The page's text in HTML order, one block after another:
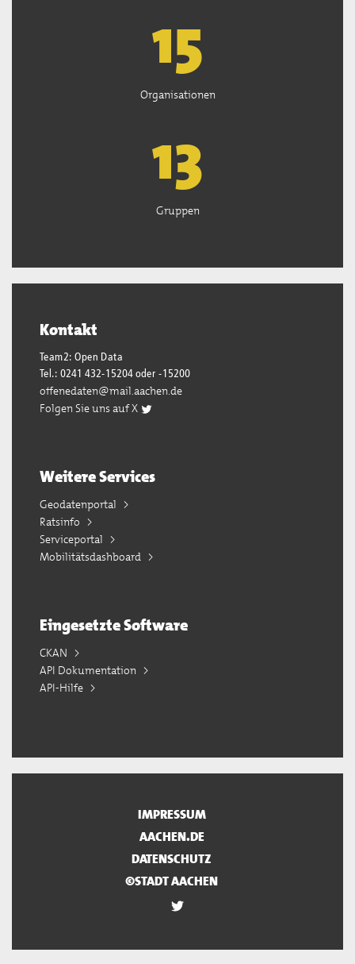
15
Organisationen
13
Gruppen
Kontakt
Team2: Open Data
Tel.: 0241 432-15204 oder -15200
offenedaten@mail.aachen.de
Folgen Sie uns auf X
Weitere Services
Geodatenportal
Ratsinfo
Serviceportal
Mobilitätsdashboard
Eingesetzte Software
CKAN
API Dokumentation
API-Hilfe
IMPRESSUM
AACHEN.DE
DATENSCHUTZ
©STADT AACHEN